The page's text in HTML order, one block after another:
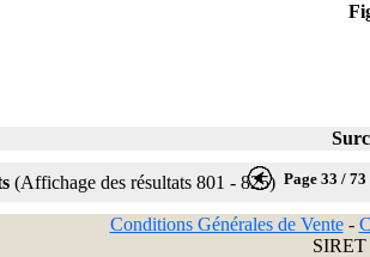
(Affichage des résultats 801 - 825) Page 33 / 73
Conditions Générales de Vente-
SIRET